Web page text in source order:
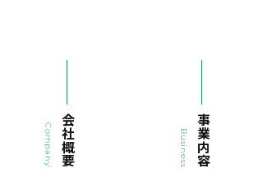
会社概要
Company 事業内容
Business